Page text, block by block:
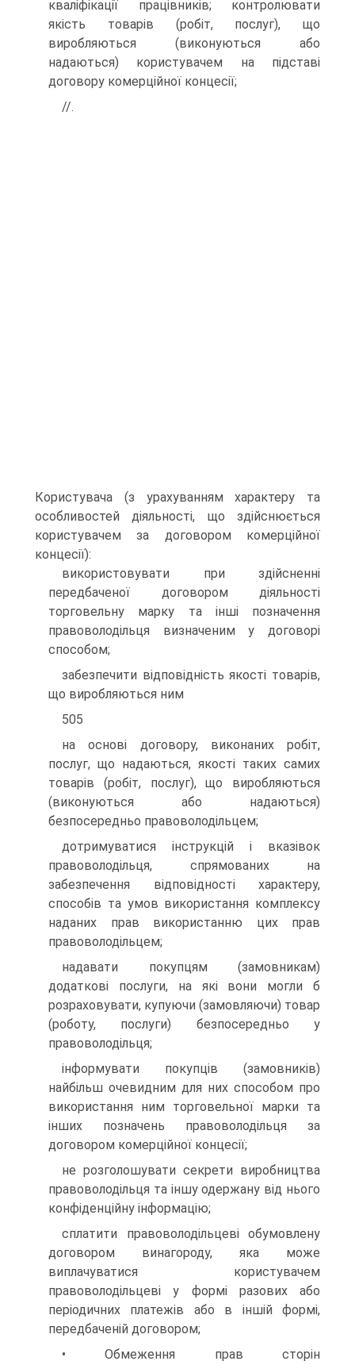
кваліфікації працівників; контролювати
якість товарів (робіт, послуг), що
виробляються (виконуються або
надаються) користувачем на підставі
договору комерційної концесії;
//.
Користувача (з урахуванням характеру та
особливостей діяльності, що здійснюється
користувачем за договором комерційної
концесії):
використовувати при здійсненні
передбаченої договором діяльності
торговельну марку та інші позначення
правоволодільця визначеним у договорі
способом;
забезпечити відповідність якості товарів,
що виробляються ним
505
на основі договору, виконаних робіт,
послуг, що надаються, якості таких самих
товарів (робіт, послуг), що виробляються
(виконуються або надаються)
безпосередньо правоволодільцем;
дотримуватися інструкцій і вказівок
правоволодільця, спрямованих на
забезпечення відповідності характеру,
способів та умов використання комплексу
наданих прав використанню цих прав
правоволодільцем;
надавати покупцям (замовникам)
додаткові послуги, на які вони могли б
розраховувати, купуючи (замовляючи) товар
(роботу, послуги) безпосередньо у
правоволодільця;
інформувати покупців (замовників)
найбільш очевидним для них способом про
використання ним торговельної марки та
інших позначень правоволодільця за
договором комерційної концесії;
не розголошувати секрети виробництва
правоволодільця та іншу одержану від нього
конфіденційну інформацію;
сплатити правоволодільцеві обумовлену
договором винагороду, яка може
виплачуватися користувачем
правоволодільцеві у формі разових або
періодичних платежів або в іншій формі,
передбаченій договором;
• Обмеження прав сторін